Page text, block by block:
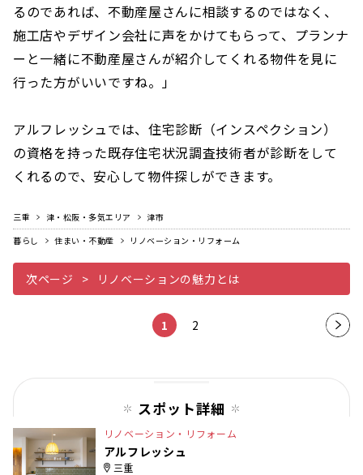
るのであれば、不動産屋さんに相談するのではなく、
施工店やデザイン会社に声をかけてもらって、プランナ
ーと一緒に不動産屋さんが紹介してくれる物件を見に
行った方がいいですね。」
アルフレッシュでは、住宅診断（インスペクション）
の資格を持った既存住宅状況調査技術者が診断をして
くれるので、安心して物件探しができます。
三重 津・松阪・多気エリア
津市
暮らし
住まい・不動産 リノベーション・リフォーム
次ページ リノベーションの魅力とは
1 2
次の
スポット詳細
リノベーション・リフォーム
アルフレッシュ
三重